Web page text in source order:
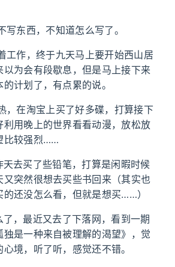
东西，不知道怎么写了。
作，终于九天马上要开始西山居
以为会有段歇息，但是马上接下来
计划了，有点累的说。
在淘宝上买了好多碟，打算接下
利用晚上的世界看看动漫，放松放
比较强烈……
去买了些铅笔，打算是闲暇时候
又突然很想去买些书回来（其实也
还没怎么看，但就是想买……）
，最近又去了下落网，看到一期
是一种来自被理解的渴望》，觉
境，听了听，感觉还不错。